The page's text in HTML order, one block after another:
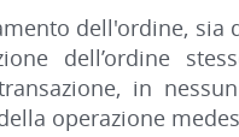
dell'ordine,
dell’ordine
in
operazione